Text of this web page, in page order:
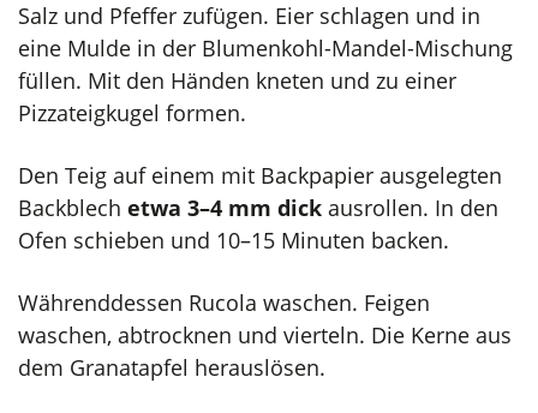
Salz und Pfeffer zufügen. Eier schlagen und in
eine Mulde in der Blumenkohl-Mandel-Mischung
füllen. Mit den Händen kneten und zu einer
Pizzateigkugel formen.
Den Teig auf einem mit Backpapier ausgelegten
Backblech etwa 3–4 mm dick ausrollen. In den
Ofen schieben und 10–15 Minuten backen.
Währenddessen Rucola waschen. Feigen
waschen, abtrocknen und vierteln. Die Kerne aus
dem Granatapfel herauslösen.